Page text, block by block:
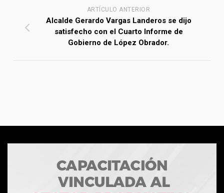
ARTÍCULO ANTERIOR
Alcalde Gerardo Vargas Landeros se dijo
satisfecho con el Cuarto Informe de
Gobierno de López Obrador.